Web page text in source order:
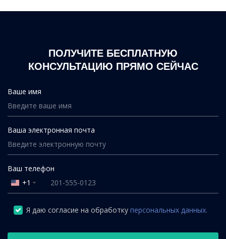
ПОЛУЧИТЕ БЕСПЛАТНУЮ
КОНСУЛЬТАЦИЮ ПРЯМО СЕЙЧАС
Ваше имя
Ваша электронная почта
Ваш телефон
United
States
+1
+1
Я даю согласие на обработку персональных данных.